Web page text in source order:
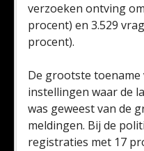
verzoeken ontving
procent) en 3.529
procent).
De grootste toename
instellingen waar de
was geweest van de
meldingen. Bij de
registraties met 17